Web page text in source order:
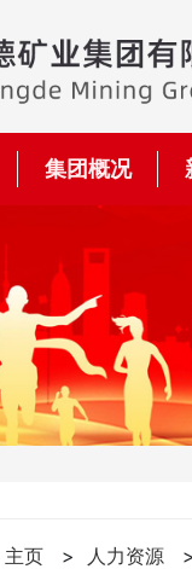
集团概况
主页 > 人力资源 >